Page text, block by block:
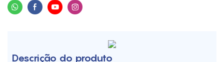
Descrição do produto